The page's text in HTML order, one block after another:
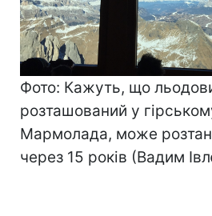
Фото: Кажуть, що
розташований у
Мармолада, може
через 15 років (Вадим